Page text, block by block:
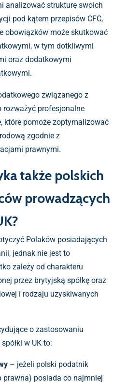
analizować strukturę swoich
pod kątem przepisów CFC,
obowiązków może skutkować
w tym dotkliwymi
oraz dodatkowymi
związanego z
rozważyć profesjonalne
które pomoże zoptymalizować
zgodnie z
prawnymi.
także polskich
prowadzących
Polaków posiadających
jednak nie jest to
zależy od charakteru
przez brytyjską spółkę oraz
i rodzaju uzyskiwanych
o zastosowaniu
w UK to:
– jeżeli polski podatnik
prawna) posiada co najmniej